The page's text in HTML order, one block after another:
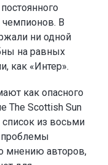
чемпионов. В
ни одной
на равных
как «Интер».
как опасного
The Scottish Sun
из восьми
проблемы
мнению авторов,